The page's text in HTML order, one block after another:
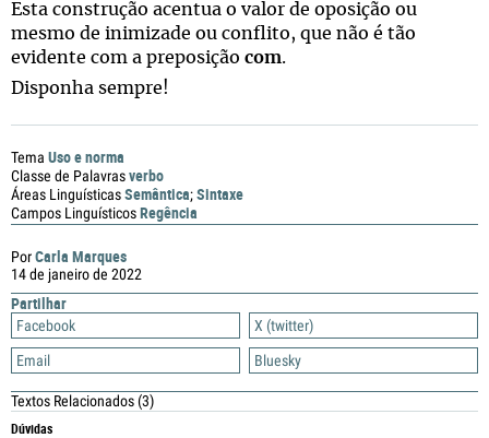
PorCarla Marques
14 de janeiro de 2022
Partilhar
Facebook
X (twitter)
Email
Bluesky
Textos Relacionados(3)
Dúvidas
Esta construção acentua o valor de oposição ou
mesmo de inimizade ou conflito, que não é tão
evidente com a preposição com.
Disponha sempre!
Tema Uso e norma
Classe de Palavrasverbo
Áreas LinguísticasSemântica;Sintaxe
Campos LinguísticosRegência